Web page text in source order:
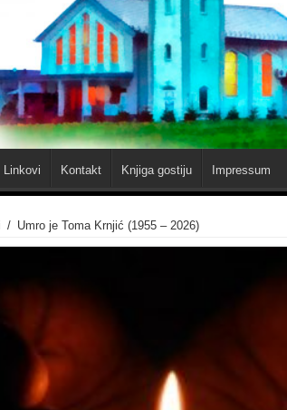
Linkovi Kontakt Knjiga gostiju Impressum
/ Umro je Toma Krnjić (1955 – 2026)